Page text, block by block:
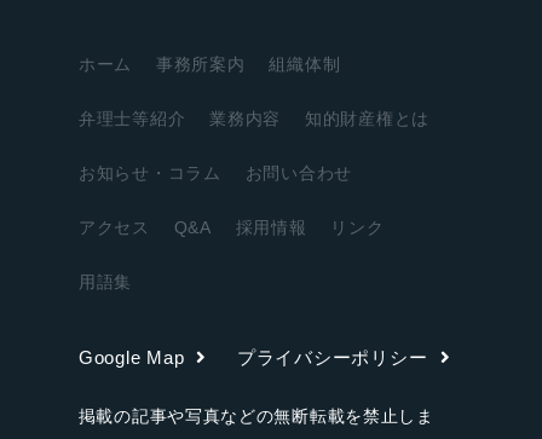
ホーム 事務所案内 組織体制
弁理士等紹介 業務内容 知的財産権とは
お知らせ・コラム お問い合わせ
アクセス Q&A 採用情報 リンク
用語集
Google Map プライバシーポリシー
掲載の記事や写真などの無断転載を禁止しま